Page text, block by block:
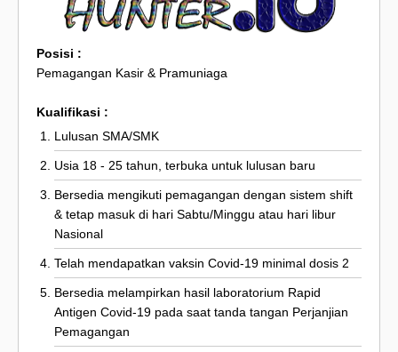
Posisi :
Pemagangan Kasir & Pramuniaga
Kualifikasi :
Lulusan SMA/SMK
Usia 18 - 25 tahun, terbuka untuk lulusan baru
Bersedia mengikuti pemagangan dengan sistem shift
& tetap masuk di hari Sabtu/Minggu atau hari libur
Nasional
Telah mendapatkan vaksin Covid-19 minimal dosis 2
Bersedia melampirkan hasil laboratorium Rapid
Antigen Covid-19 pada saat tanda tangan Perjanjian
Pemagangan